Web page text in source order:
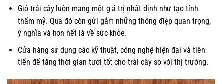
Giỏ trái cây luôn mang một giá trị nhất định như tạo tính
thẩm mỹ. Qua đó còn gửi gắm những thông điệp quan trọng,
ý nghĩa và hơn hết là về sức khỏe.
Cửa hàng sử dụng các kỹ thuật, công nghệ hiện đại và tiên
tiến để tăng thời gian tươi tốt cho trái cây so với thị trường.